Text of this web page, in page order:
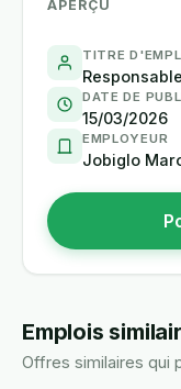
APERÇU
TITRE
DATE DE
15/03/2026
EMPLOYEUR
Jobiglo
Emplois
Offres similaires qui